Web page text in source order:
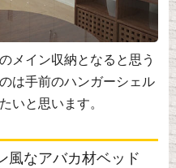
メイン収納となると思う
は手前のハンガーシェル
いと思います。
風なアバカ材ベッド